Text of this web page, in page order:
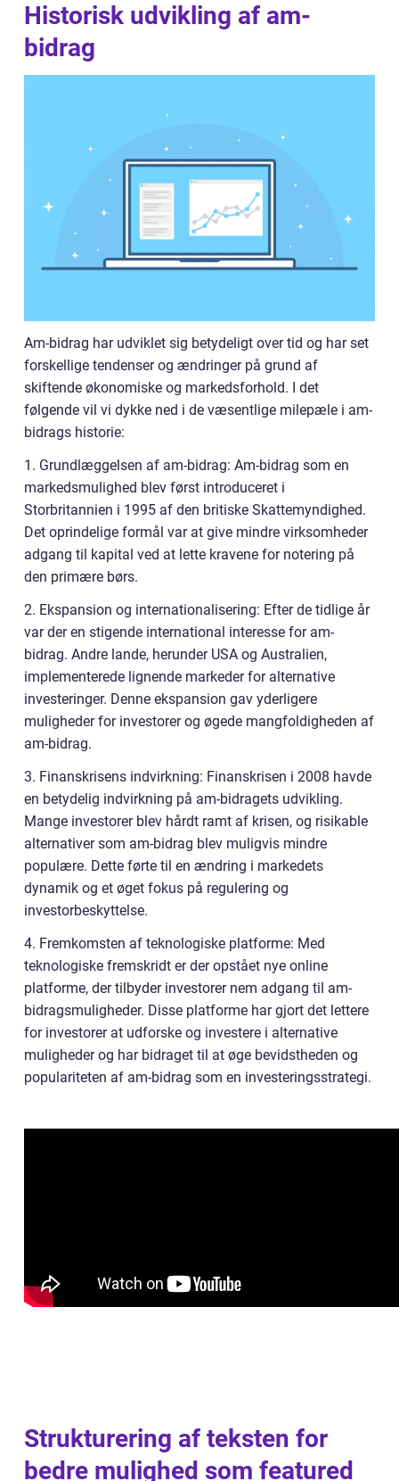
Historisk udvikling af am-
bidrag
Am-bidrag har udviklet sig betydeligt over tid og har set
forskellige tendenser og ændringer på grund af
skiftende økonomiske og markedsforhold. I det
følgende vil vi dykke ned i de væsentlige milepæle i am-
bidrags historie:
1. Grundlæggelsen af am-bidrag: Am-bidrag som en
markedsmulighed blev først introduceret i
Storbritannien i 1995 af den britiske Skattemyndighed.
Det oprindelige formål var at give mindre virksomheder
adgang til kapital ved at lette kravene for notering på
den primære børs.
2. Ekspansion og internationalisering: Efter de tidlige år
var der en stigende international interesse for am-
bidrag. Andre lande, herunder USA og Australien,
implementerede lignende markeder for alternative
investeringer. Denne ekspansion gav yderligere
muligheder for investorer og øgede mangfoldigheden af
am-bidrag.
3. Finanskrisens indvirkning: Finanskrisen i 2008 havde
en betydelig indvirkning på am-bidragets udvikling.
Mange investorer blev hårdt ramt af krisen, og risikable
alternativer som am-bidrag blev muligvis mindre
populære. Dette førte til en ændring i markedets
dynamik og et øget fokus på regulering og
investorbeskyttelse.
4. Fremkomsten af teknologiske platforme: Med
teknologiske fremskridt er der opstået nye online
platforme, der tilbyder investorer nem adgang til am-
bidragsmuligheder. Disse platforme har gjort det lettere
for investorer at udforske og investere i alternative
muligheder og har bidraget til at øge bevidstheden og
populariteten af am-bidrag som en investeringsstrategi.
Strukturering af teksten for
bedre mulighed som featured